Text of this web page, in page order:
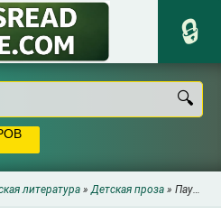
литература »Детская проза » Пауло Коэльо - НА БЕРЕГУ РИО-ПЬЕДРА СЕЛА Я И ЗАПЛАКАЛА